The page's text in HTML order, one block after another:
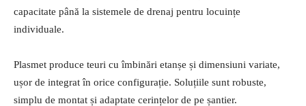
capacitate până la sistemele de drenaj pentru locuințe
individuale.
Plasmet produce teuri cu îmbinări etanșe și dimensiuni variate,
ușor de integrat în orice configurație. Soluțiile sunt robuste,
simplu de montat și adaptate cerințelor de pe șantier.